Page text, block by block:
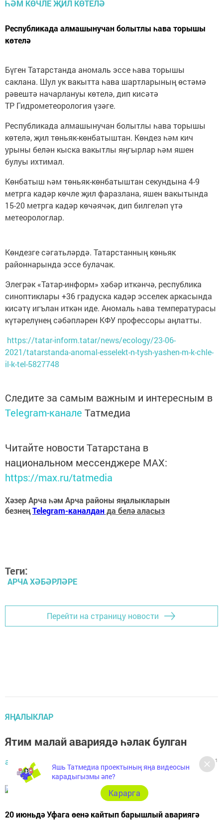
Республикада алмашынучан болытлы һава торышы
көтелә
Бүген Татарстанда аномаль эссе һава торышы
саклана. Шул ук вакытта һава шартларының өстәмә
рәвештә начарлануы көтелә, дип кисәтә
ТР Гидрометеорология үзәге.
Республикада алмашынучан болытлы һава торышы
көтелә, җил төньяк-көнбатыштан. Көндез һәм кич
урыны белән кыска вакытлы яңгырлар һәм яшен
булуы ихтимал.
Көнбатыш һәм төньяк-көнбатыштан секундына 4-9
метрга кадәр көчле җил фаразлана, яшен вакытында
15-20 метрга кадәр көчәячәк, дип билгеләп үтә
метеорологлар.
Көндезге сәгатьләрдә. Татарстанның көньяк
районнарында эссе булачак.
Элегрәк «Татар-информ» хәбәр иткәнчә, республика
синоптиклары +36 градуска кадәр эсселек аркасында
кисәтү игълан иткән иде. Аномаль һава температурасы
күтәрелүнең сәбәпләрен КФУ профессоры аңлатты.
https://tatar-inform.tatar/news/ecology/23-06-
2021/tatarstanda-anomal-esselekt-n-tysh-yashen-m-k-chle-
il-k-tel-5827748
Следите за самым важным и интересным в
Telegram-канале Татмедиа
Читайте новости Татарстана в
национальном мессенджере MАХ:
https://max.ru/tatmedia
Хәзер Арча һәм Арча районы яңалыкларын
безнеңTelegram-каналданда белә аласыз
Теги:
АРЧА ХӘБӘРЛӘРЕ
Перейти на страницу новости
ЯҢАЛЫКЛАР
Ятим малай авариядә һәлак булган
автор, 23 июнь 2021 - 10:46 0 1
20 июньдә Уфага өенә кайтып барышлый авариягә
Яшь Татмедиа проектының яңа видеосын
карадыгызмы әле?
Карарга